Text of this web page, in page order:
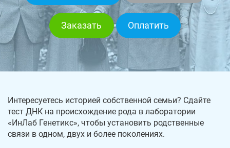
Заказать Оплатить
Интересуетесь историей собственной семьи? Сдайте
тест ДНК на происхождение рода в лаборатории
«ИнЛаб Генетикс», чтобы установить родственные
связи в одном, двух и более поколениях.